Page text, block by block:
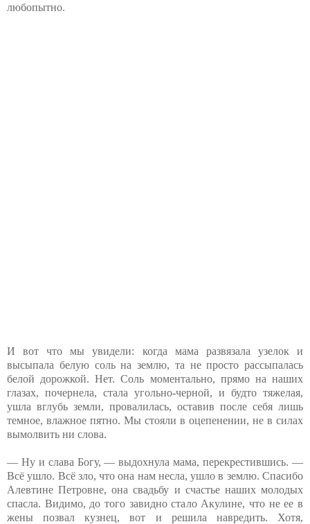
любопытно.
И вот что мы увидели: когда мама развязала узелок и
высыпала белую соль на землю, та не просто рассыпалась
белой дорожкой. Нет. Соль моментально, прямо на наших
глазах, почернела, стала угольно-черной, и будто тяжелая,
ушла вглубь земли, провалилась, оставив после себя лишь
темное, влажное пятно. Мы стояли в оцепенении, не в силах
вымолвить ни слова.
— Ну и слава Богу, — выдохнула мама, перекрестившись. —
Всё ушло. Всё зло, что она нам несла, ушло в землю. Спасибо
Алевтине Петровне, она свадьбу и счастье наших молодых
спасла. Видимо, до того завидно стало Акулине, что не ее в
жены позвал кузнец, вот и решила навредить. Хотя,